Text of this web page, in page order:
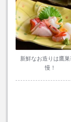
新鮮なお造りは鷹巣
慢！